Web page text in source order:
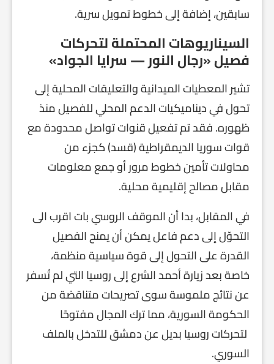
سابقين، إضافة إلى خطوط تمويل سرية.
السيناريوهات المحتملة لتحركات
فصيل «رجال النور — سرايا الجواد»
تشير المعطيات الميدانية والتعليقات المحلية إلى
تحول في ديناميكيات الدعم المحلي للفصيل منذ
ظهوره. فقد تم تفعيل قنوات تواصل محدودة مع
قوات سوريا الديمقراطية (قسد) كجزء من
محاولات تأمين خطوط مرور أو جمع معلومات
مقابل مصالح إقليمية محلية.
في المقابل، بدا أن الموقف الروسي بات اقرب الى
التحوّل إلى دعم فاعل يمكن أن يمنح الفصيل
القدرة على التحول إلى قوة سياسية منظمة،
خاصة بعد زيارة أحمد الشرع إلى روسيا التي لم تُسفر
عن نتائج ملموسة سوى تصريحات متناقضة من
الحكومة السورية، مما ترك المجال مفتوحًا
لتحركات روسيا بديل عن دمشق للتدخل بالملف
السوري.